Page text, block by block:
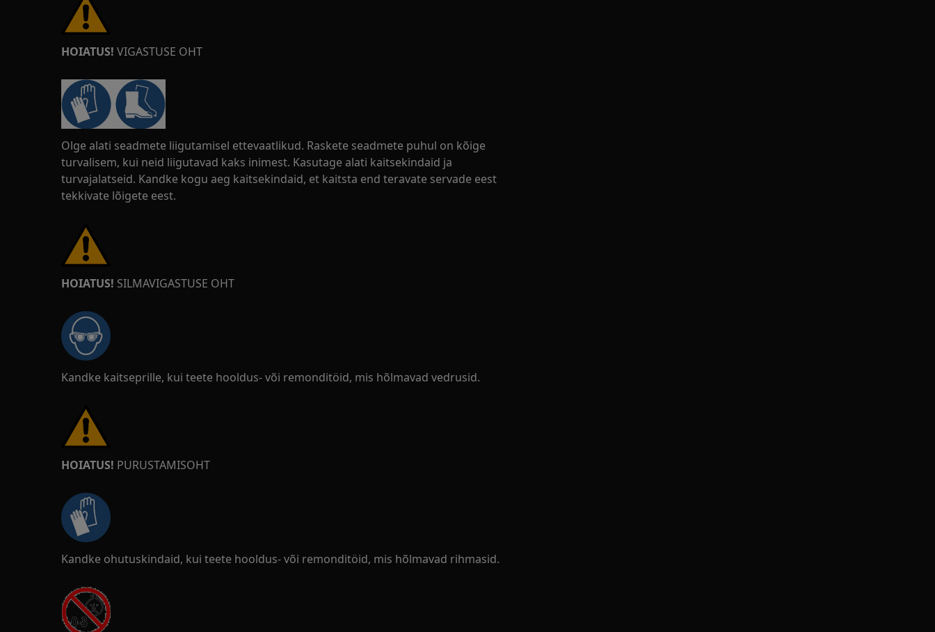
HOIATUS! VIGASTUSE OHT
Olge alati seadmete liigutamisel ettevaatlikud. Raskete seadmete puhul on kõige
turvalisem, kui neid liigutavad kaks inimest. Kasutage alati kaitsekindaid ja
turvajalatseid. Kandke kogu aeg kaitsekindaid, et kaitsta end teravate servade eest
tekkivate lõigete eest.
HOIATUS! SILMAVIGASTUSE OHT
Kandke kaitseprille, kui teete hooldus- või remonditöid, mis hõlmavad vedrusid.
HOIATUS! PURUSTAMISOHT
Kandke ohutuskindaid, kui teete hooldus- või remonditöid, mis hõlmavad rihmasid.